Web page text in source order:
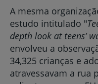
A mesma
estudo intitulado "
depth look at teens’
envolveu a
34,325 crianças e
atravessavam a rua